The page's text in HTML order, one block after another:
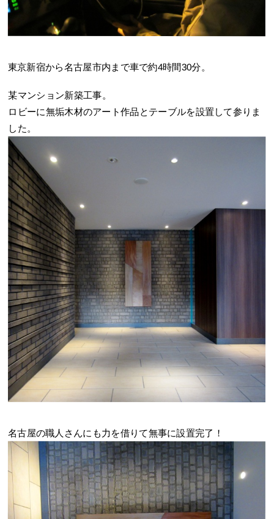
東京新宿から名古屋市内まで車で約4時間30分。
某マンション新築工事。
ロビーに無垢木材のアート作品とテーブルを設置して参りま
した。
名古屋の職人さんにも力を借りて無事に設置完了！